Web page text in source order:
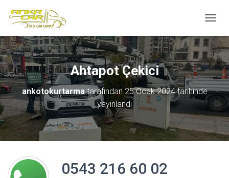
E
N
Ü
Y
Ü
A
/
K
P
A
Ahtapot Çekici
ankotokurtarmatarafından 25 Ocak 2024tarihinde
yayınlandı
0543 216 60 02